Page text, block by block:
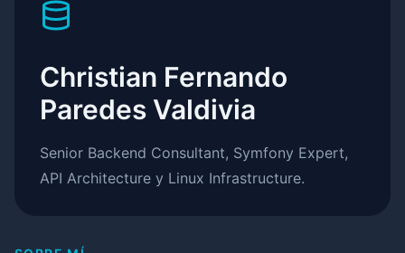
Christian Fernando
Paredes Valdivia
Senior Backend Consultant, Symfony Expert,
API Architecture y Linux Infrastructure.